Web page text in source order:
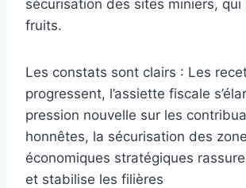
sécurisation des sites miniers,
fruits.
Les constats sont clairs : Les
progressent, l’assiette fiscale
pression nouvelle sur les
honnêtes, la sécurisation des
économiques stratégiques
et stabilise les filières